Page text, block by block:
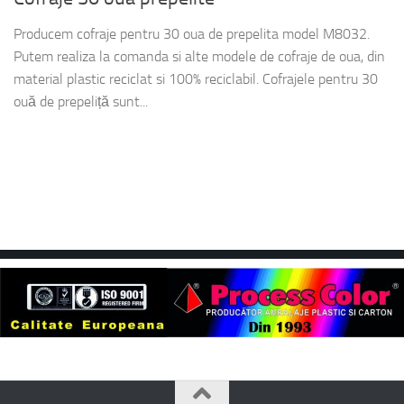
Producem cofraje pentru 30 oua de prepelita model M8032.
Putem realiza la comanda si alte modele de cofraje de oua, din
material plastic reciclat si 100% reciclabil. Cofrajele pentru 30
ouă de prepeliță sunt...